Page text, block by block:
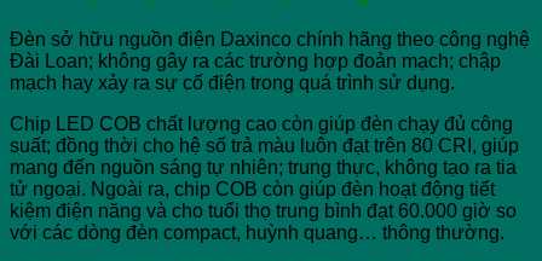
Đèn sở hữu nguồn điện Daxinco chính hãng theo công nghệ
Đài Loan; không gây ra các trường hợp đoản mạch; chập
mạch hay xảy ra sự cố điện trong quá trình sử dụng.
Chip LED COB chất lượng cao còn giúp đèn chạy đủ công
suất; đồng thời cho hệ số trả màu luôn đạt trên 80 CRI, giúp
mang đến nguồn sáng tự nhiên; trung thực, không tạo ra tia
tử ngoại. Ngoài ra, chip COB còn giúp đèn hoạt động tiết
kiệm điện năng và cho tuổi thọ trung bình đạt 60.000 giờ so
với các dòng đèn compact, huỳnh quang… thông thường.